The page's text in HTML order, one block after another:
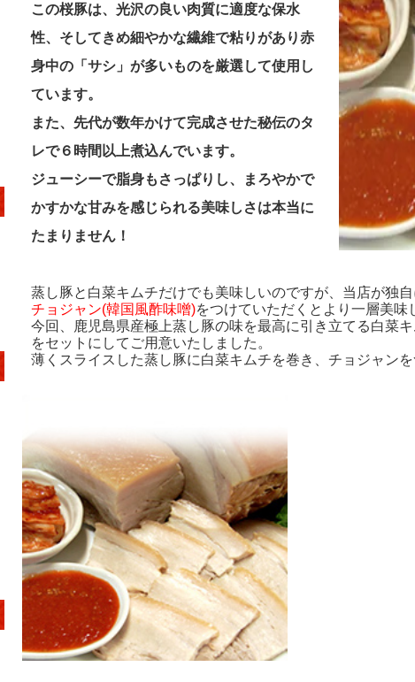
この桜豚は、光沢の良い肉質に適度な保水
性、そしてきめ細やかな繊維で粘りがあり赤
身中の「サシ」が多いものを厳選して使用し
ています。
また、先代が数年かけて完成させた秘伝のタ
レで６時間以上煮込んでいます。
ジューシーで脂身もさっぱりし、まろやかで
かすかな甘みを感じられる美味しさは本当に
たまりません！
蒸し豚と白菜キムチだけでも美味しいのですが、当店が独
チョジャン(韓国風酢味噌)をつけていただくとより一層美味
今回、鹿児島県産極上蒸し豚の味を最高に引き立てる白菜
をセットにしてご用意いたしました。
薄くスライスした蒸し豚に白菜キムチを巻き、チョジャン